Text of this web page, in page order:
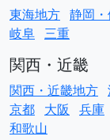
東海地方 静岡
岐阜 三重
関西・近畿
関西・近畿地方
京都 大阪 兵庫
和歌山